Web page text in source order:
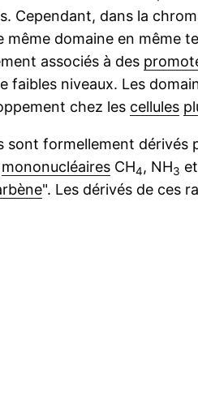
Cependant, dans la
domaine en même
associés à des
faibles niveaux. Les
chez les cellules
sont formellement dérivés
mononucléaires CH4, NH3
". Les dérivés de ces